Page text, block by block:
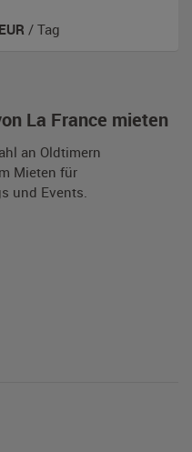
La France mieten
an Oldtimern
Mieten für
und Events.
EUR / Tag